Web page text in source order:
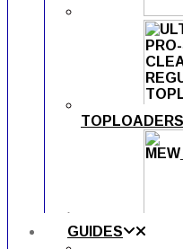
TOPLOADERS
GUIDES